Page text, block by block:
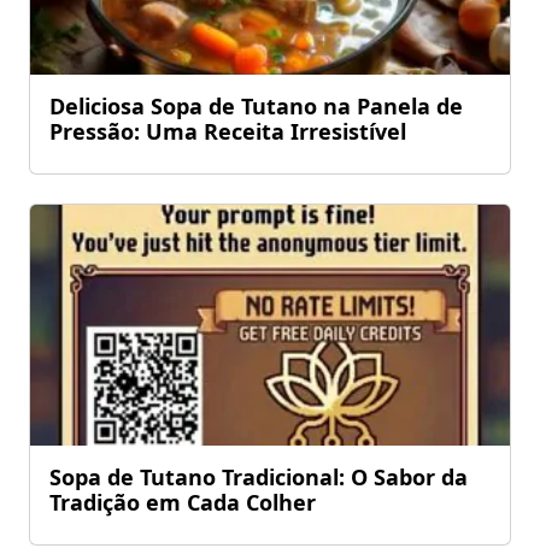
Deliciosa Sopa de Tutano na Panela de
Pressão: Uma Receita Irresistível
Sopa de Tutano Tradicional: O Sabor da
Tradição em Cada Colher